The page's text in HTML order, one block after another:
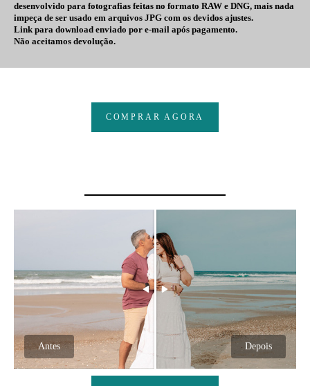
desenvolvido para fotografias feitas no formato RAW e DNG, mais nada
impeça de ser usado em arquivos JPG com os devidos ajustes.
Link para download enviado por e-mail após pagamento.
Não aceitamos devolução.
COMPRAR AGORA
Antes Depois